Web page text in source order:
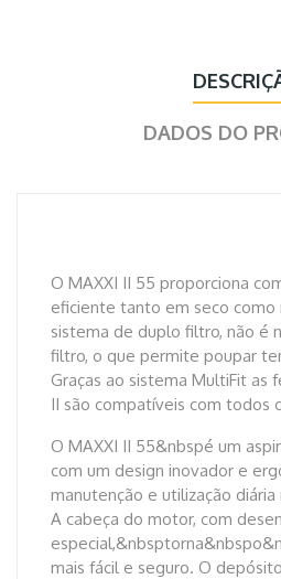
DADOS DO
O MAXXI II 55 proporciona
eficiente tanto em seco como
sistema de duplo filtro, não é
filtro, o que permite poupar
Graças ao sistema MultiFit as
II são compatíveis com todos
O MAXXI II 55&nbspé um
com um design inovador e
manutenção e utilização
A cabeça do motor, com
mais fácil e seguro. O